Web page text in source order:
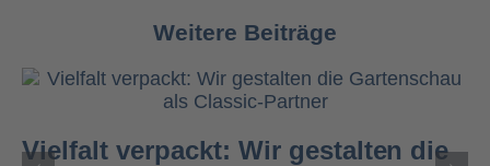
Weitere Beiträge
Vielfalt verpackt: Wir gestalten die